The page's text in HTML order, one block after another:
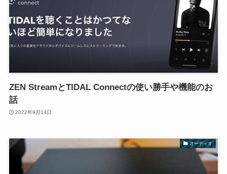
ZEN StreamとTIDAL Connectの使い勝手や機能のお
話
2022年9月14日
オーディオ